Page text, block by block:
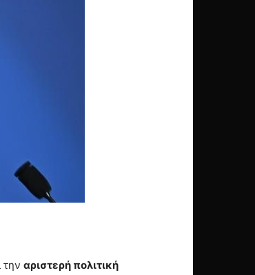
την αριστερή πολιτική